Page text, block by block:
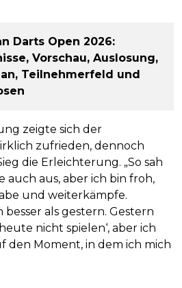
Darts Open 2026:
Vorschau, Auslosung,
Teilnehmerfeld und
zeigte sich der
zufrieden, dennoch
die Erleichterung. „So sah
auch aus, aber ich bin froh,
und weiterkämpfe.
besser als gestern. Gestern
nicht spielen‘, aber ich
den Moment, in dem ich mich